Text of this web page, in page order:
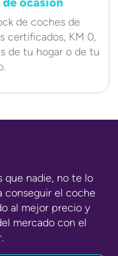
de coches de
certificados, KM 0,
de tu hogar o de tu
que nadie, no te lo
conseguir el coche
al mejor precio y
mercado con el